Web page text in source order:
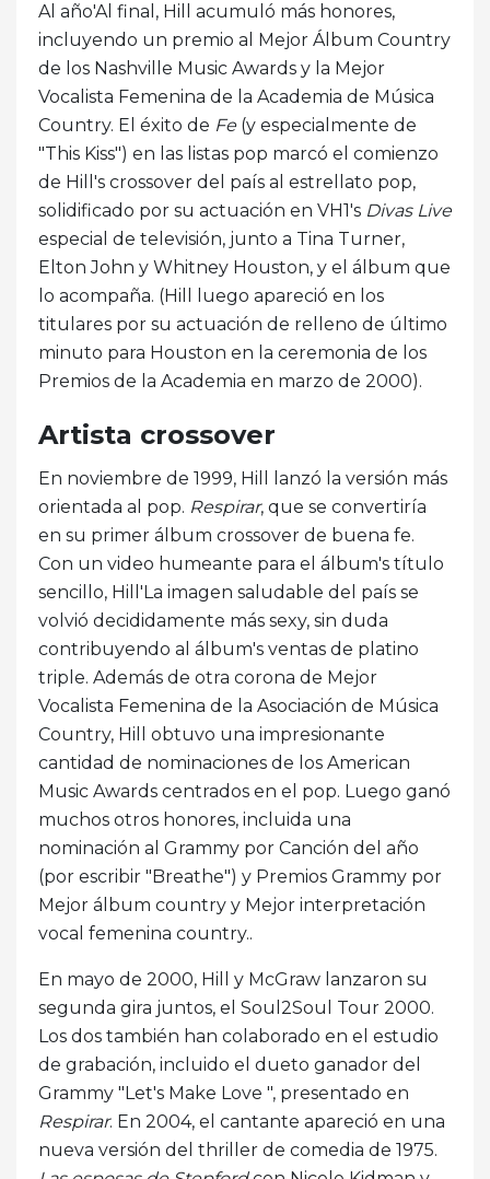
Al año'Al final, Hill acumuló más honores,
incluyendo un premio al Mejor Álbum Country
de los Nashville Music Awards y la Mejor
Vocalista Femenina de la Academia de Música
Country. El éxito de Fe(y especialmente de
"This Kiss") en las listas pop marcó el comienzo
de Hill's crossover del país al estrellato pop,
solidificado por su actuación en VH1's Divas Live
especial de televisión, junto a Tina Turner,
Elton John y Whitney Houston, y el álbum que
lo acompaña. (Hill luego apareció en los
titulares por su actuación de relleno de último
minuto para Houston en la ceremonia de los
Premios de la Academia en marzo de 2000).
Artista crossover
En noviembre de 1999, Hill lanzó la versión más
orientada al pop. Respirar, que se convertiría
en su primer álbum crossover de buena fe.
Con un video humeante para el álbum's título
sencillo, Hill'La imagen saludable del país se
volvió decididamente más sexy, sin duda
contribuyendo al álbum's ventas de platino
triple. Además de otra corona de Mejor
Vocalista Femenina de la Asociación de Música
Country, Hill obtuvo una impresionante
cantidad de nominaciones de los American
Music Awards centrados en el pop. Luego ganó
muchos otros honores, incluida una
nominación al Grammy por Canción del año
(por escribir "Breathe") y Premios Grammy por
Mejor álbum country y Mejor interpretación
vocal femenina country..
En mayo de 2000, Hill y McGraw lanzaron su
segunda gira juntos, el Soul2Soul Tour 2000.
Los dos también han colaborado en el estudio
de grabación, incluido el dueto ganador del
Grammy "Let's Make Love ", presentado en
Respirar. En 2004, el cantante apareció en una
nueva versión del thriller de comedia de 1975.